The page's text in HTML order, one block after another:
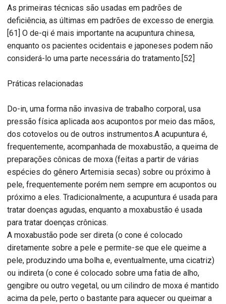
As primeiras técnicas são usadas em padrões de
deficiência, as últimas em padrões de excesso de energia.
[61] O de-qi é mais importante na acupuntura chinesa,
enquanto os pacientes ocidentais e japoneses podem não
considerá-lo uma parte necessária do tratamento.[52]
Práticas relacionadas
Do-in, uma forma não invasiva de trabalho corporal, usa
pressão física aplicada aos acupontos por meio das mãos,
dos cotovelos ou de outros instrumentos.A acupuntura é,
frequentemente, acompanhada de moxabustão, a queima de
preparações cônicas de moxa (feitas a partir de várias
espécies do gênero Artemisia secas) sobre ou próximo à
pele, frequentemente porém nem sempre em acupontos ou
próximo a eles. Tradicionalmente, a acupuntura é usada para
tratar doenças agudas, enquanto a moxabustão é usada
para tratar doenças crônicas.
A moxabustão pode ser direta (o cone é colocado
diretamente sobre a pele e permite-se que ele queime a
pele, produzindo uma bolha e, eventualmente, uma cicatriz)
ou indireta (o cone é colocado sobre uma fatia de alho,
gengibre ou outro vegetal, ou um cilindro de moxa é mantido
acima da pele, perto o bastante para aquecer ou queimar a